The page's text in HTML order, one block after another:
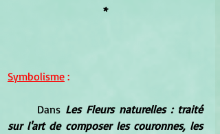
*
Symbolisme :
	Dans
Les Fleurs naturelles : traité
sur l'art de composer les couronnes, les